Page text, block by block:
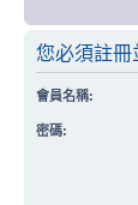
您必須註冊
會員名稱:
密碼: